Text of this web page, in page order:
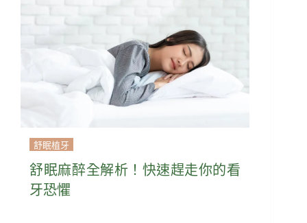
舒眠植牙
舒眠麻醉全解析！快速趕走你的看
牙恐懼